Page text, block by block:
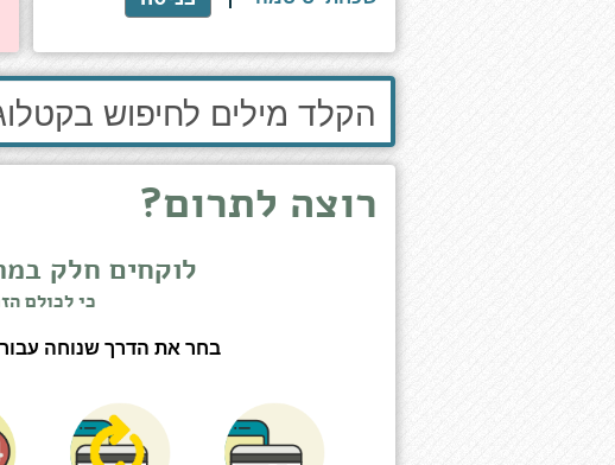
הקלד
מילים
לחיפוש
באתר
רוצה לתרום?
לוקחים חלק
כי לכולם
בחר את הדרך שנוחה